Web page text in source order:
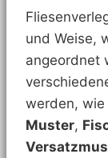
und Weise,
angeordnet
werden, wie
Muster,